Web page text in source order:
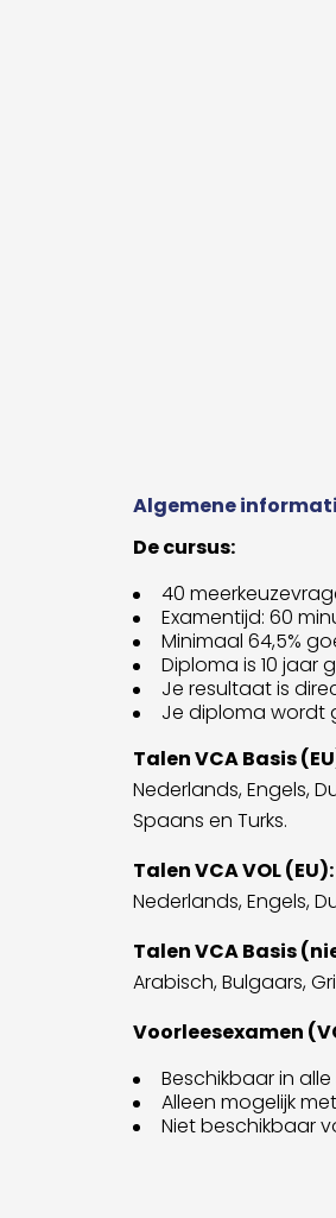
Algemene
De cursus:
40
Examentijd: 60
Minimaal 64,5%
Diploma is 10 jaar
Je resultaat is
Je diploma wordt
Talen VCA Basis
Nederlands, Engels,
Spaans en Turks.
Talen VCA VOL (EU):
Nederlands, Engels,
Talen VCA Basis
Arabisch, Bulgaars,
Voorleesexamen
Beschikbaar in
Alleen mogelijk
Niet beschikbaar